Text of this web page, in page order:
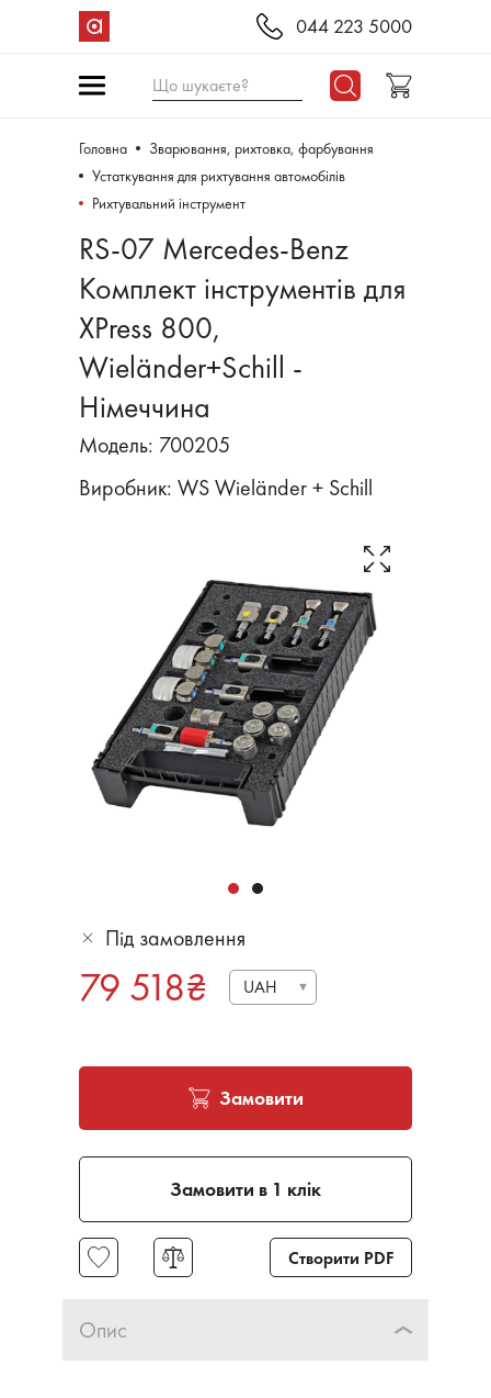
044 223 5000
Що шукаєте?
Головна
Зварювання, рихтовка, фарбування
Устаткування для рихтування автомобілів
Рихтувальний інструмент
RS-07 Mercedes-Benz
Комплект інструментів для
XPress 800,
Wieländer+Schill -
Німеччина
Модель: 700205
Виробник: WS Wieländer + Schill
Під замовлення
79 518₴ UAH
Замовити
Замовити в 1 клік
Створити PDF
Опис